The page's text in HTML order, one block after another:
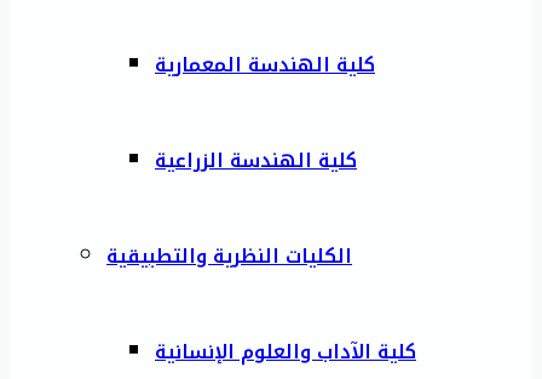
كلية الهندسة المعمارية
كلية الهندسة الزراعية
الكليات النظرية والتطبيقية
كلية الآداب والعلوم الإنسانية